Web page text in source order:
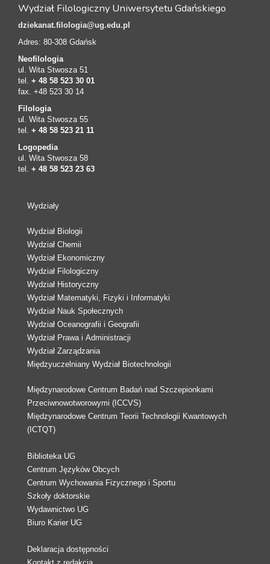
Wydział Filologiczny Uniwersytetu Gdańskiego
dziekanat.filologia@ug.edu.pl
Adres: 80-308 Gdańsk
Neofilologia
ul. Wita Stwosza 51
tel. + 48 58 523 30 01
fax. +48 523 30 14
Filologia
ul. Wita Stwosza 55
tel. + 48 58 523 21 11
Logopedia
ul. Wita Stwosza 58
tel. + 48 58 523 23 63
Wydziały
Wydział Biologii
Wydział Chemii
Wydział Ekonomiczny
Wydział Filologiczny
Wydział Historyczny
Wydział Matematyki, Fizyki i Informatyki
Wydział Nauk Społecznych
Wydział Oceanografii i Geografii
Wydział Prawa i Administracji
Wydział Zarządzania
Międzyuczelniany Wydział Biotechnologii
Międzynarodowe Centrum Badań nad Szczepionkami
Przeciwnowotworowymi (ICCVS)
Międzynarodowe Centrum Teorii Technologii Kwantowych
(ICTQT)
Biblioteka UG
Centrum Języków Obcych
Centrum Wychowania Fizycznego i Sportu
Szkoły doktorskie
Wydawnictwo UG
Biuro Karier UG
Deklaracja dostępności